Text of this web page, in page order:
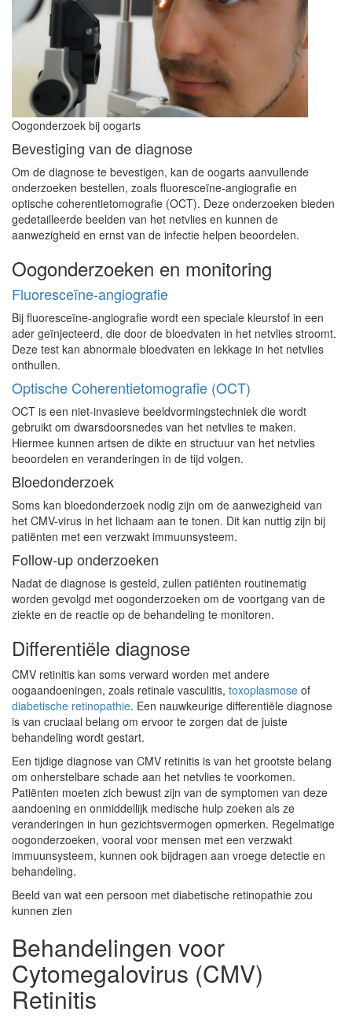
Oogonderzoek bij oogarts
Bevestiging van de diagnose
Om de diagnose te bevestigen, kan de oogarts aanvullende
onderzoeken bestellen, zoals fluoresceïne-angiografie en
optische coherentietomografie (OCT). Deze onderzoeken bieden
gedetailleerde beelden van het netvlies en kunnen de
aanwezigheid en ernst van de infectie helpen beoordelen.
Oogonderzoeken en monitoring
Fluoresceïne-angiografie
Bij fluoresceïne-angiografie wordt een speciale kleurstof in een
ader geïnjecteerd, die door de bloedvaten in het netvlies stroomt.
Deze test kan abnormale bloedvaten en lekkage in het netvlies
onthullen.
Optische Coherentietomografie (OCT)
OCT is een niet-invasieve beeldvormingstechniek die wordt
gebruikt om dwarsdoorsnedes van het netvlies te maken.
Hiermee kunnen artsen de dikte en structuur van het netvlies
beoordelen en veranderingen in de tijd volgen.
Bloedonderzoek
Soms kan bloedonderzoek nodig zijn om de aanwezigheid van
het CMV-virus in het lichaam aan te tonen. Dit kan nuttig zijn bij
patiënten met een verzwakt immuunsysteem.
Follow-up onderzoeken
Nadat de diagnose is gesteld, zullen patiënten routinematig
worden gevolgd met oogonderzoeken om de voortgang van de
ziekte en de reactie op de behandeling te monitoren.
Differentiële diagnose
CMV retinitis kan soms verward worden met andere
oogaandoeningen, zoals retinale vasculitis, toxoplasmose of
diabetische retinopathie. Een nauwkeurige differentiële diagnose
is van cruciaal belang om ervoor te zorgen dat de juiste
behandeling wordt gestart.
Een tijdige diagnose van CMV retinitis is van het grootste belang
om onherstelbare schade aan het netvlies te voorkomen.
Patiënten moeten zich bewust zijn van de symptomen van deze
aandoening en onmiddellijk medische hulp zoeken als ze
veranderingen in hun gezichtsvermogen opmerken. Regelmatige
oogonderzoeken, vooral voor mensen met een verzwakt
immuunsysteem, kunnen ook bijdragen aan vroege detectie en
behandeling.
Beeld van wat een persoon met diabetische retinopathie zou
kunnen zien
Behandelingen voor
Cytomegalovirus (CMV)
Retinitis